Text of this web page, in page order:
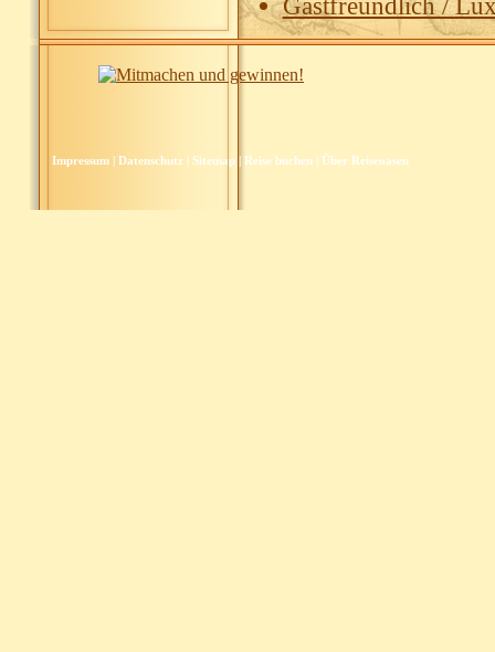
Impressum| Datenschutz| Sitemap| Reise buchen| Über Reiseoasen